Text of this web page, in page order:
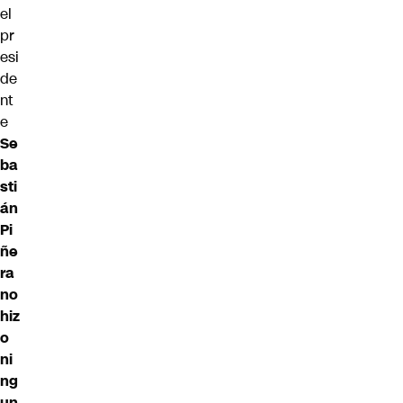
el
pr
esi
de
nt
e
Se
ba
sti
án
Pi
ñe
ra
no
hiz
o
ni
ng